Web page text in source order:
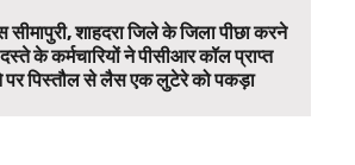
सीमापुरी, शाहदरा जिले के जिला पीछा करने
के कर्मचारियों ने पीसीआर कॉल प्राप्त
पिस्तौल से लैस एक लुटेरे को पकड़ा